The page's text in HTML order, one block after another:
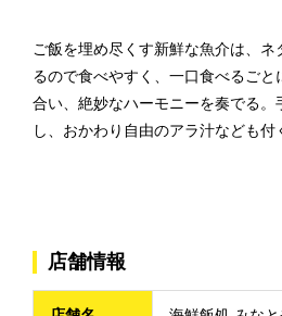
ご飯を埋め尽くす新鮮な魚介は、
るので食べやすく、一口食べるごと
合い、絶妙なハーモニーを奏でる
し、おかわり自由のアラ汁なども付
店舗情報